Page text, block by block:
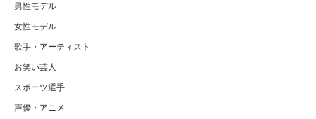
男性モデル
女性モデル
歌手・アーティスト
お笑い芸人
スポーツ選手
声優・アニメ